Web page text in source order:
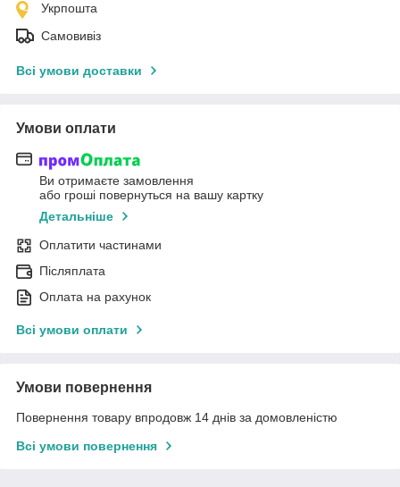
Укрпошта
Самовивіз
Всі умови доставки
Умови оплати
Ви отримаєте замовлення
або гроші повернуться на вашу картку
Детальніше
Оплатити частинами
Післяплата
Оплата на рахунок
Всі умови оплати
Умови повернення
Повернення товару впродовж 14 днів за домовленістю
Всі умови повернення